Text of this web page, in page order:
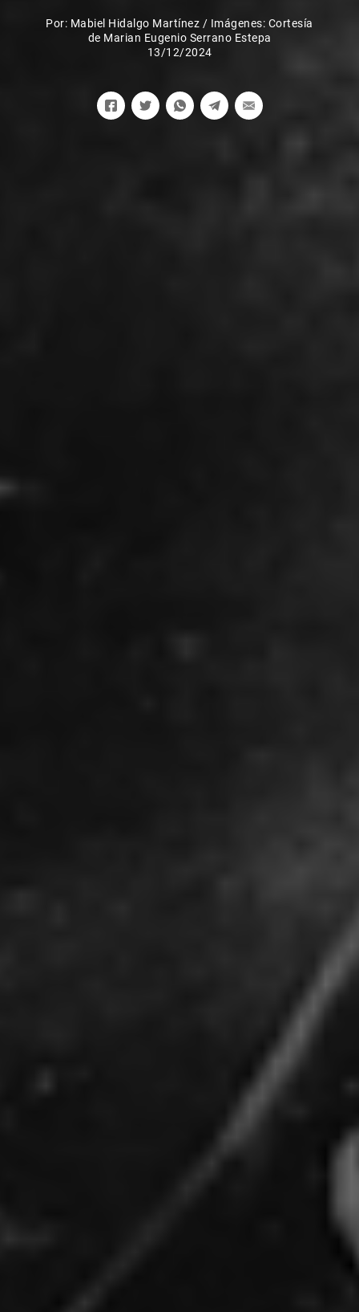
Por: Mabiel Hidalgo Martínez / Imágenes: Cortesía
de Marian Eugenio Serrano Estepa
13/12/2024